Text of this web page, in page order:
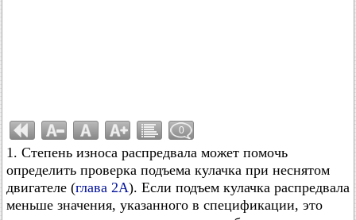
0
1. Степень износа распредвала может помочь
определить проверка подъема кулачка при неснятом
двигателе (глава 2А). Если подъем кулачка распредвала
меньше значения, указанного в спецификации, это